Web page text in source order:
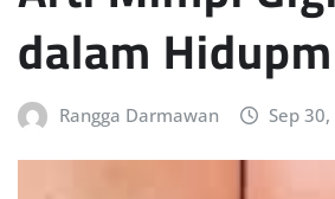
dalam
Rangga Darmawan Sep